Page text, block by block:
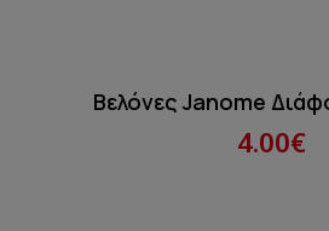
Βελόνες Janome
4.00€